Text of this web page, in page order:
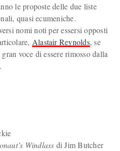
le proposte delle due liste
quasi ecumeniche.
nomi noti per essersi opposti
Alastair Reynolds, se
voce di essere rimosso dalla
Windlass di Jim Butcher